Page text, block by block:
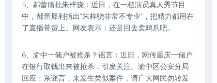
5、郝蕾痛批朱梓骁：近日，在一档演员真人秀节目
中，郝蕾犀利指出“朱梓骁非常不专业”，把精力都用在
了直播带货上。网友表示：还是回去卖鸡爪吧。
6、渝中一储户被抢杀？谣言：近日，网传重庆一储户
在银行取钱出来被抢杀，引发关注。渝中区公安分局
回应：系谣言，未发生类似案件，请广大网民勿转发